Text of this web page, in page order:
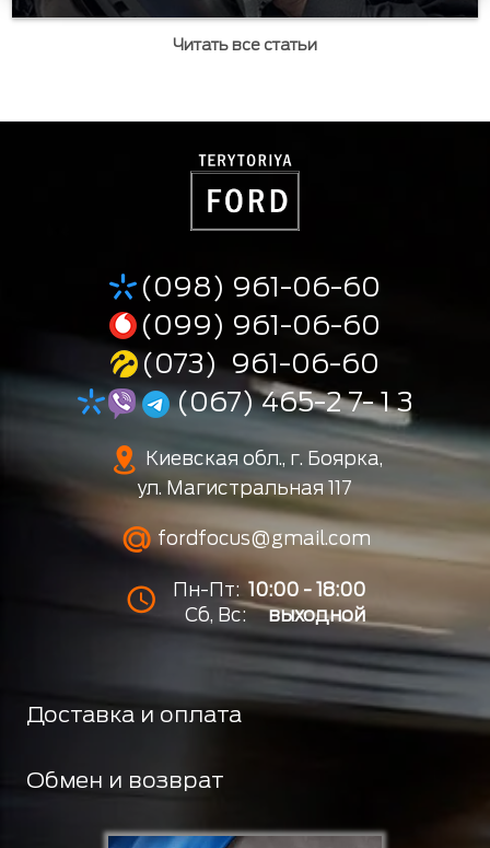
Читать все статьи
(098) 961-06-60
(099) 961-06-60
(073) 961-06-60
(067) 465-2 7- 1 3
Киевская обл., г. Боярка,
ул. Магистральная 117
fordfocus@gmail.com
Пн-Пт: 10:00 - 18:00
Сб, Вс:
выходной
Доставка и оплата
Обмен и возврат